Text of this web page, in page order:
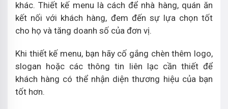
khác. Thiết kế menu là cách để nhà hàng, quán ăn
kết nối với khách hàng, đem đến sự lựa chọn tốt
cho họ và tăng doanh số của đơn vị.
Khi thiết kế menu, bạn hãy cố gắng chèn thêm logo,
slogan hoặc các thông tin liên lạc cần thiết để
khách hàng có thể nhận diện thương hiệu của bạn
tốt hơn.